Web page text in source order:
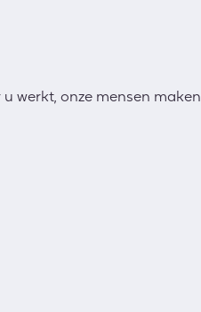
werkt, onze mensen maken